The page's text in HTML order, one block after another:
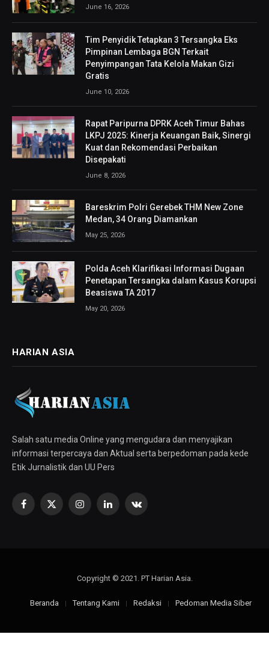
June 16, 2026
Tim Penyidik Tetapkan 3 Tersangka Eks
Pimpinan Lembaga BGN Terkait
Penyimpangan Tata Kelola Makan Gizi
Gratis
June 10, 2026
Rapat Paripurna DPRK Aceh Timur Bahas
LKPJ 2025: Kinerja Keuangan Baik, Sinergi
Kuat dan Rekomendasi Perbaikan
Disepakati
June 8, 2026
Bareskrim Polri Gerebek THM New Zone
Medan, 34 Orang Diamankan
May 25, 2026
Polda Aceh Klarifikasi Informasi Dugaan
Penetapan Tersangka dalam Kasus Korupsi
Beasiswa TA 2017
May 20, 2026
HARIAN ASIA
Salah satu media Online yang mengudara dan menyajikan
informasi terpercaya dan Aktual serta berpedoman pada kede
Etik Jurnalistik dan UU Pers
Facebook
X
InstagramLinkedInVKontakte
Copyright © 2021. PT Harian Asia.
Beranda Tentang Kami Redaksi Pedoman Media Siber